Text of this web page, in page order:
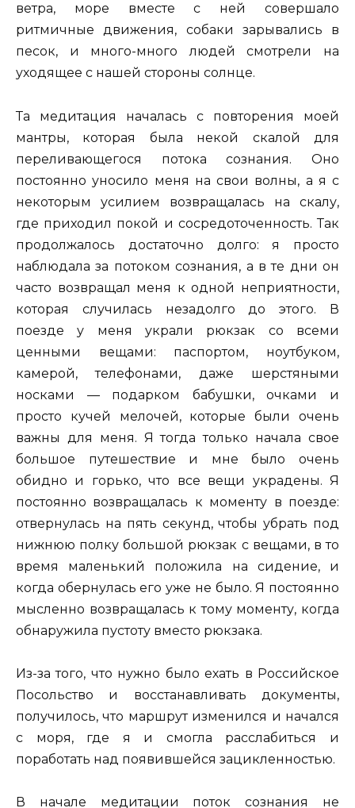
ветра, море вместе с ней совершало
ритмичные движения, собаки зарывались в
песок, и много-много людей смотрели на
уходящее с нашей стороны солнце.
Та медитация началась с повторения моей
мантры, которая была некой скалой для
переливающегося потока сознания. Оно
постоянно уносило меня на свои волны, а я с
некоторым усилием возвращалась на скалу,
где приходил покой и сосредоточенность. Так
продолжалось достаточно долго: я просто
наблюдала за потоком сознания, а в те дни он
часто возвращал меня к одной неприятности,
которая случилась незадолго до этого. В
поезде у меня украли рюкзак со всеми
ценными вещами: паспортом, ноутбуком,
камерой, телефонами, даже шерстяными
носками — подарком бабушки, очками и
просто кучей мелочей, которые были очень
важны для меня. Я тогда только начала свое
большое путешествие и мне было очень
обидно и горько, что все вещи украдены. Я
постоянно возвращалась к моменту в поезде:
отвернулась на пять секунд, чтобы убрать под
нижнюю полку большой рюкзак с вещами, в то
время маленький положила на сидение, и
когда обернулась его уже не было. Я постоянно
мысленно возвращалась к тому моменту, когда
обнаружила пустоту вместо рюкзака.
Из-за того, что нужно было ехать в Российское
Посольство и восстанавливать документы,
получилось, что маршрут изменился и начался
с моря, где я и смогла расслабиться и
поработать над появившейся зацикленностью.
В начале медитации поток сознания не